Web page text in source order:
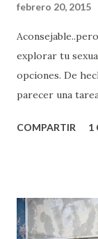
febrero 20, 2015
explorar tu
opciones. De
parecer una
partes de ti que
conoces ni la
quienes ya han
COMPARTIR 1